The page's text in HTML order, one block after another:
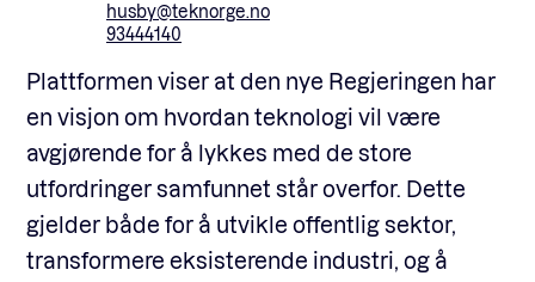
husby@teknorge.no
93444140
Plattformen viser at den nye Regjeringen har
en visjon om hvordan teknologi vil være
avgjørende for å lykkes med de store
utfordringer samfunnet står overfor. Dette
gjelder både for å utvikle offentlig sektor,
transformere eksisterende industri, og å